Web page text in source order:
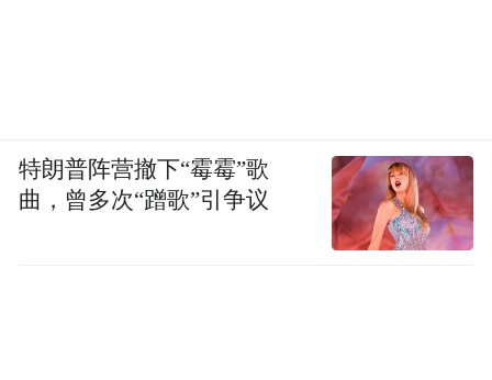
特朗普阵营撤下“霉霉”歌
曲，曾多次“蹭歌”引争议